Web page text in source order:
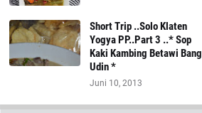
Short Trip ..Solo Klaten
Yogya PP..Part 3 ..* Sop
Kaki Kambing Betawi Bang
Udin *
Juni 10, 2013